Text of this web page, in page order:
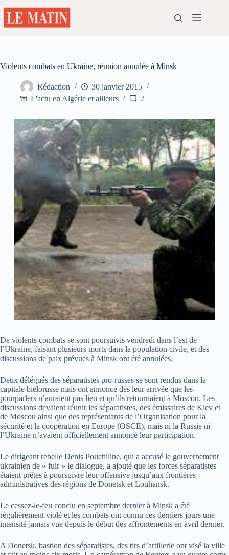
au
contenu
Violents combats en Ukraine, réunion annulée à Minsk
Rédaction
30 janvier 2015
L'actu en Algérie et ailleurs
2
De violents combats se sont poursuivis vendredi dans l’est de
l’Ukraine, faisant plusieurs morts dans la population civile, et des
discussions de paix prévues à Minsk ont été annulées.
Deux délégués des séparatistes pro-russes se sont rendus dans la
capitale biélorusse mais ont annoncé dès leur arrivée que les
pourparlers n’auraient pas lieu et qu’ils retournaient à Moscou. Les
discussions devaient réunir les séparatistes, des émissaires de Kiev et
de Moscou ainsi que des représentants de l’Organisation pour la
sécurité et la coopération en Europe (OSCE), mais ni la Russie ni
l’Ukraine n’avaient officiellement annoncé leur participation.
Le dirigeant rebelle Denis Pouchiline, qui a accusé le gouvernement
ukrainien de « fuir » le dialogue, a ajouté que les forces séparatistes
étaient prêtes à poursuivre leur offensive jusqu’aux frontières
administratives des régions de Donetsk et Louhansk.
Le cessez-le-feu conclu en septembre dernier à Minsk a été
régulièrement violé et les combats ont connu ces derniers jours une
intensité jamais vue depuis le début des affrontements en avril dernier.
A Donetsk, bastion des séparatistes, des tirs d’artillerie ont visé la ville